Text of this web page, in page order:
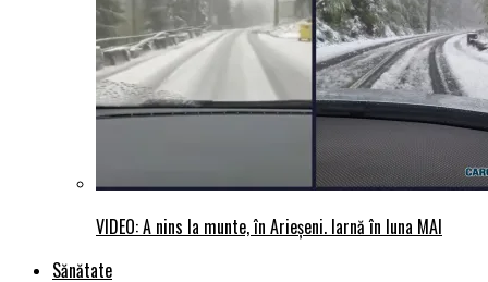
VIDEO: A nins la munte, în Arieșeni. Iarnă în luna MAI
Sănătate